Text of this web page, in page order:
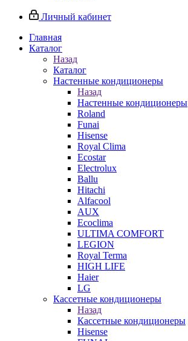
Личный кабинет
Главная
Каталог
Назад
Каталог
Настенные кондиционеры
Назад
Настенные кондиционеры
Roland
Funai
Hisense
Royal Clima
Ecostar
Electrolux
Ballu
Hitachi
Alfacool
AUX
Ecoclima
ULTIMA COMFORT
LEGION
Royal Terma
HIGH LIFE
Haier
LG
Кассетные кондиционеры
Назад
Кассетные кондиционеры
Hisense